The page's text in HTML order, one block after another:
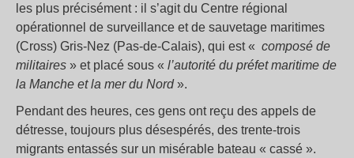
les plus précisément : il s’agit du Centre régional
opérationnel de surveillance et de sauvetage maritimes
(Cross) Gris-Nez (Pas-de-Calais), qui est « composé de
militaires » et placé sous « l’autorité du préfet maritime de
la Manche et la mer du Nord».
Pendant des heures, ces gens ont reçu des appels de
détresse, toujours plus désespérés, des trente-trois
migrants entassés sur un misérable bateau « cassé ».